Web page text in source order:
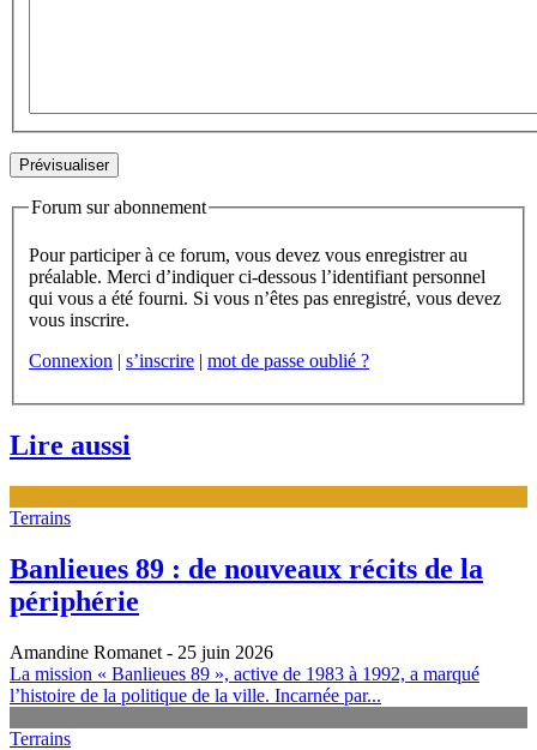
Forum sur abonnement
Pour participer à ce forum, vous devez vous enregistrer au
préalable. Merci d’indiquer ci-dessous l’identifiant personnel
qui vous a été fourni. Si vous n’êtes pas enregistré, vous devez
vous inscrire.
Connexion | s’inscrire | mot de passe oublié ?
Lire aussi
Terrains
Banlieues 89 : de nouveaux récits de la
périphérie
Amandine Romanet - 25 juin 2026
La mission « Banlieues 89 », active de 1983 à 1992, a marqué
l’histoire de la politique de la ville. Incarnée par...
Terrains